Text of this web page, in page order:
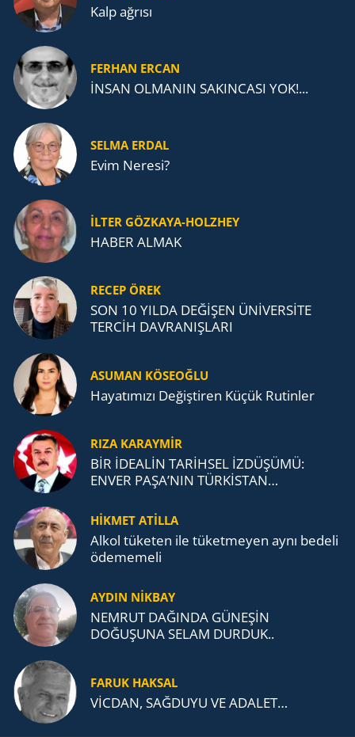
Kalp ağrısı
FERHAN ERCAN
İNSAN OLMANIN SAKINCASI YOK!...
SELMA ERDAL
Evim Neresi?
İLTER GÖZKAYA-HOLZHEY
HABER ALMAK
RECEP ÖREK
SON 10 YILDA DEĞİŞEN ÜNİVERSİTE
TERCİH DAVRANIŞLARI
ASUMAN KÖSEOĞLU
Ha­ya­tı­mı­zı De­ğiş­ti­ren Küçük Ru­tin­ler
RIZA KARAYMIR
BİR İDEALİN TARİHSEL İZDÜŞÜMÜ:
ENVER PAŞA’NIN TÜRKİSTAN
TEŞKİLATI’NA UZANAN MİRASI
HİKMET ATİLLA
Alkol tü­ke­ten ile tü­ket­me­yen aynı be­de­li
öde­me­me­li
AYDIN NİKBAY
NEMRUT DAĞINDA GÜNEŞİN
DOĞUŞUNA SELAM DURDUK..
FARUK HAKSAL
VİCDAN, SAĞ­DU­YU VE ADA­LET…